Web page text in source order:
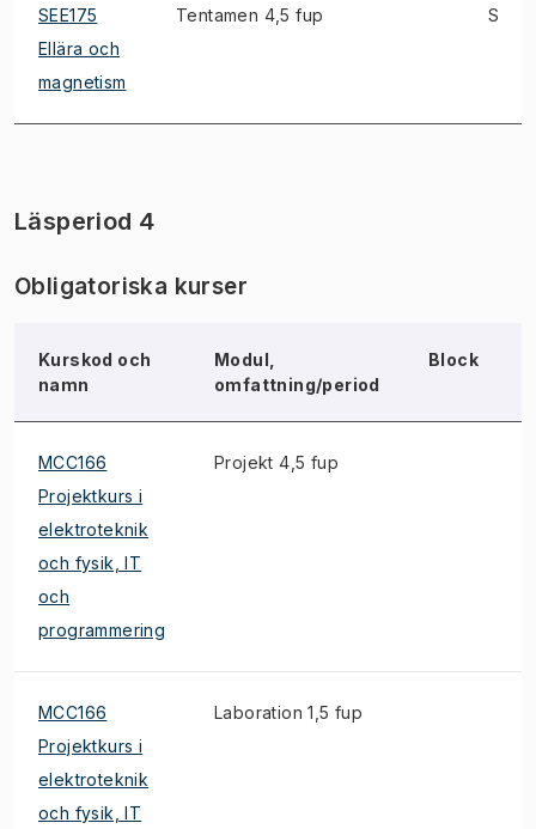
SEE175
Ellära och
magnetism
Tentamen 4,5 fup S
Läsperiod 4
Obligatoriska kurser
Kurskod och
namn
Modul,
omfattning/period
Block
MCC166
Projektkurs i
elektroteknik
och fysik, IT
och
programmering
Projekt 4,5 fup
MCC166
Projektkurs i
elektroteknik
och fysik, IT
Laboration 1,5 fup